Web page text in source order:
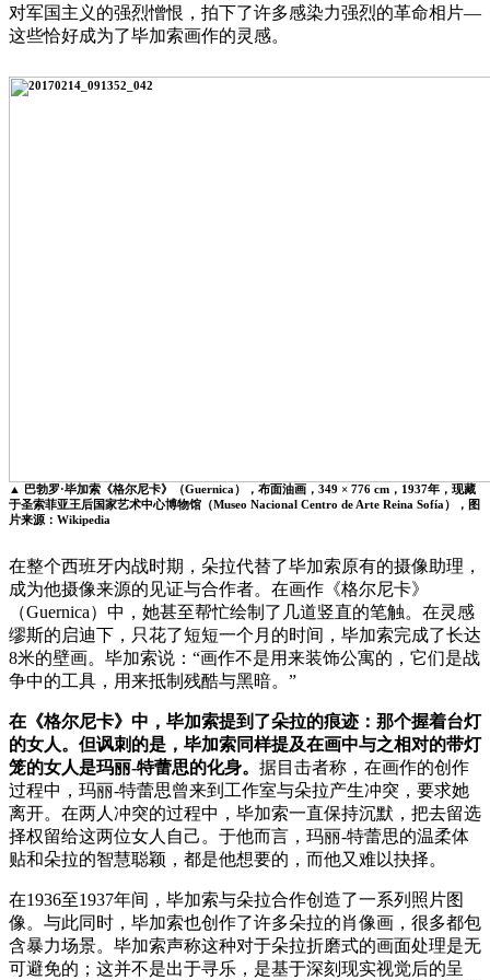
对军国主义的强烈憎恨，拍下了许多感染力强烈的革命相片—
这些恰好成为了毕加索画作的灵感。
▲ 巴勃罗·毕加索《格尔尼卡》（Guernica），布面油画，349 × 776 cm，1937年，现藏
于圣索菲亚王后国家艺术中心博物馆（Museo Nacional Centro de Arte Reina Sofía），图
片来源：Wikipedia
在整个西班牙内战时期，朵拉代替了毕加索原有的摄像助理，
成为他摄像来源的见证与合作者。在画作《格尔尼卡》
（Guernica）中，她甚至帮忙绘制了几道竖直的笔触。在灵感
缪斯的启迪下，只花了短短一个月的时间，毕加索完成了长达
8米的壁画。毕加索说：“画作不是用来装饰公寓的，它们是战
争中的工具，用来抵制残酷与黑暗。”
在《格尔尼卡》中，毕加索提到了朵拉的痕迹：那个握着台灯
的女人。但讽刺的是，毕加索同样提及在画中与之相对的带灯
笼的女人是玛丽-特蕾思的化身。 据目击者称，在画作的创作
过程中，玛丽-特蕾思曾来到工作室与朵拉产生冲突，要求她
离开。在两人冲突的过程中，毕加索一直保持沉默，把去留选
择权留给这两位女人自己。于他而言，玛丽-特蕾思的温柔体
贴和朵拉的智慧聪颖，都是他想要的，而他又难以抉择。
在1936至1937年间，毕加索与朵拉合作创造了一系列照片图
像。与此同时，毕加索也创作了许多朵拉的肖像画，很多都包
含暴力场景。毕加索声称这种对于朵拉折磨式的画面处理是无
可避免的；这并不是出于寻乐，是基于深刻现实视觉后的呈